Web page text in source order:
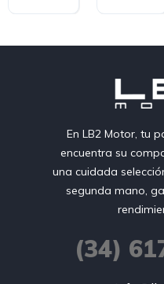
En LB2 Motor, tu
encuentra su
una cuidada
segunda mano,
(34)